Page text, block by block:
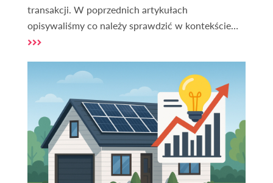
transakcji. W poprzednich artykułach
opisywaliśmy co należy sprawdzić w kontekście
zakupu działki. Jednym ze źródeł informacji o
obligatoryjnie sprawdzić jest księga wieczysta. Ale
co to właściwie jest księga wieczysta i jak ją
weryfikować? O tym w dalszej części artykułu.